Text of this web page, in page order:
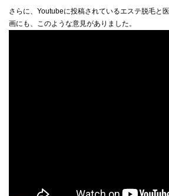
さらに、Youtubeに投稿されているエステ脱毛と
画にも、このような意見がありました。